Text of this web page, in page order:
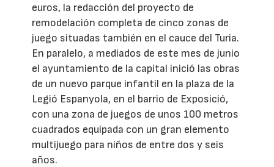
euros, la redacción del proyecto de
remodelación completa de cinco zonas de
juego situadas también en el cauce del Turia.
En paralelo, a mediados de este mes de junio
el ayuntamiento de la capital inició las obras
de un nuevo parque infantil en la plaza de la
Legió Espanyola, en el barrio de Exposició,
con una zona de juegos de unos 100 metros
cuadrados equipada con un gran elemento
multijuego para niños de entre dos y seis
años.